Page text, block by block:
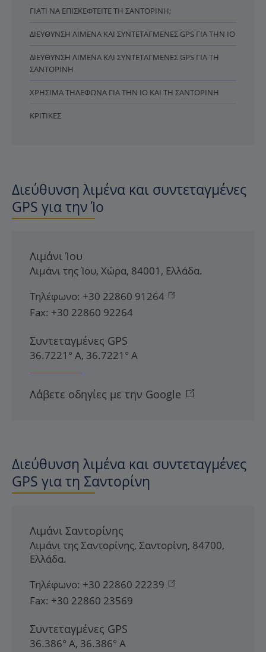
ΓΙΑΤΊ ΝΑ ΕΠΙΣΚΕΦΤΕΊΤΕ ΤΗ ΣΑΝΤΟΡΊΝΗ;
ΔΙΕΎΘΥΝΣΗ ΛΙΜΈΝΑ ΚΑΙ ΣΥΝΤΕΤΑΓΜΈΝΕΣ GPS ΓΙΑ ΤΗΝ ΊΟ
ΔΙΕΎΘΥΝΣΗ ΛΙΜΈΝΑ ΚΑΙ ΣΥΝΤΕΤΑΓΜΈΝΕΣ GPS ΓΙΑ ΤΗ
ΣΑΝΤΟΡΊΝΗ
ΧΡΉΣΙΜΑ ΤΗΛΈΦΩΝΑ ΓΙΑ ΤΗΝ ΊΟ ΚΑΙ ΤΗ ΣΑΝΤΟΡΊΝΗ
ΚΡΙΤΙΚΈΣ
Διεύθυνση λιμένα και συντεταγμένες
GPS για την Ίο
Λιμάνι Ίου
Λιμάνι της Ίου, Χώρα, 84001 , Ελλάδα.
Τηλέφωνο: +30 22860 91264
Fax: +30 22860 92264
Συντεταγμένες GPS
36.7221° Α, 36.7221° Α
Λάβετε οδηγίες με την Google
Διεύθυνση λιμένα και συντεταγμένες
GPS για τη Σαντορίνη
Λιμάνι Σαντορίνης
Λιμάνι της Σαντορίνης, Σαντορίνη, 84700,
Ελλάδα.
Τηλέφωνο: +30 22860 22239
Fax: +30 22860 23569
Συντεταγμένες GPS
36.386° Α, 36.386° Α